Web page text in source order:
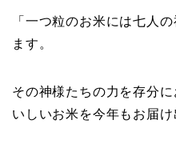
「一つ粒のお米には七人
ます。
その神様たちの力を存分
いしいお米を今年もお届